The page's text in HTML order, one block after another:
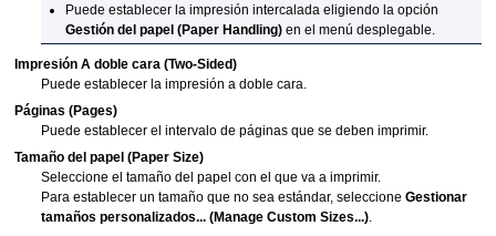
Puede establecer la impresión intercalada eligiendo la opción
Gestión del papel (Paper Handling) en el menú desplegable.
ImpresiónA doble cara (Two-Sided)
Puede establecer la impresión a doble cara.
Páginas (Pages)
Puede establecer el intervalo de páginas que se deben imprimir.
Tamaño del papel (Paper Size)
Seleccione el tamaño del papel con el que va a imprimir.
Para establecer un tamaño que no sea estándar, seleccioneGestionar
tamaños personalizados... (Manage Custom Sizes...).